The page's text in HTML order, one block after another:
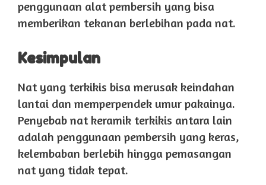
penggunaan alat pembersih yang bisa
memberikan tekanan berlebihan pada nat.
Kesimpulan
Nat yang terkikis bisa merusak keindahan
lantai dan memperpendek umur pakainya.
Penyebab nat keramik terkikis antara lain
adalah penggunaan pembersih yang keras,
kelembaban berlebih hingga pemasangan
nat yang tidak tepat.